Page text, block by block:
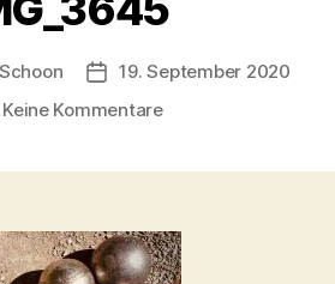
Veröffentlichungsdatum
19. September 2020
Keine Kommentarezu